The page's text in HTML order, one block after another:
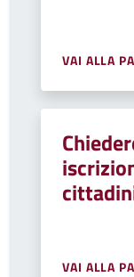
VAI ALLA
VAI ALLA